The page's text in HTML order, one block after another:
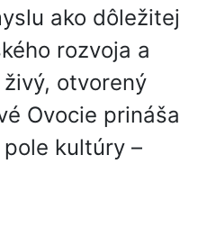
ako dôležitej
rozvoja a
otvorený
Ovocie prináša
kultúry –